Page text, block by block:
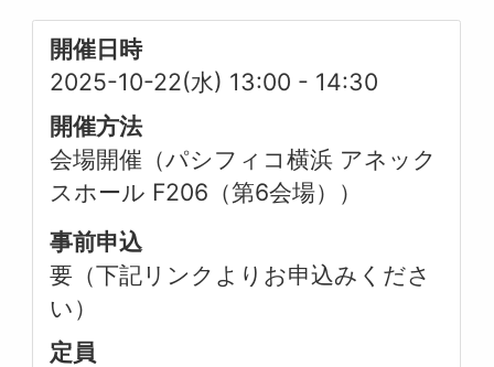
開催日時
2025-10-22(水) 13:00 - 14:30
開催方法
会場開催（パシフィコ横浜 アネック
スホール F206（第6会場））
事前申込
要（下記リンクよりお申込みくださ
い）
定員